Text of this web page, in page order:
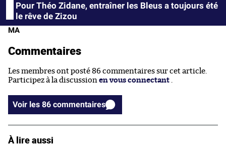
Pour Théo Zidane, entraîner les Bleus a toujours été
le rêve de Zizou
MA
Commentaires
Les membres ont posté 86 commentaires sur cet article.
Participez à la discussion en vous connectant .
Voir les 86 commentaires
À lire aussi